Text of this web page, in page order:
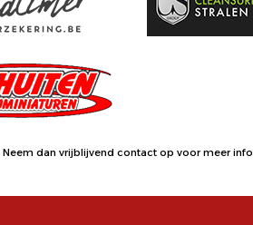
Neem dan vrijblijvend contact op voor meer info.